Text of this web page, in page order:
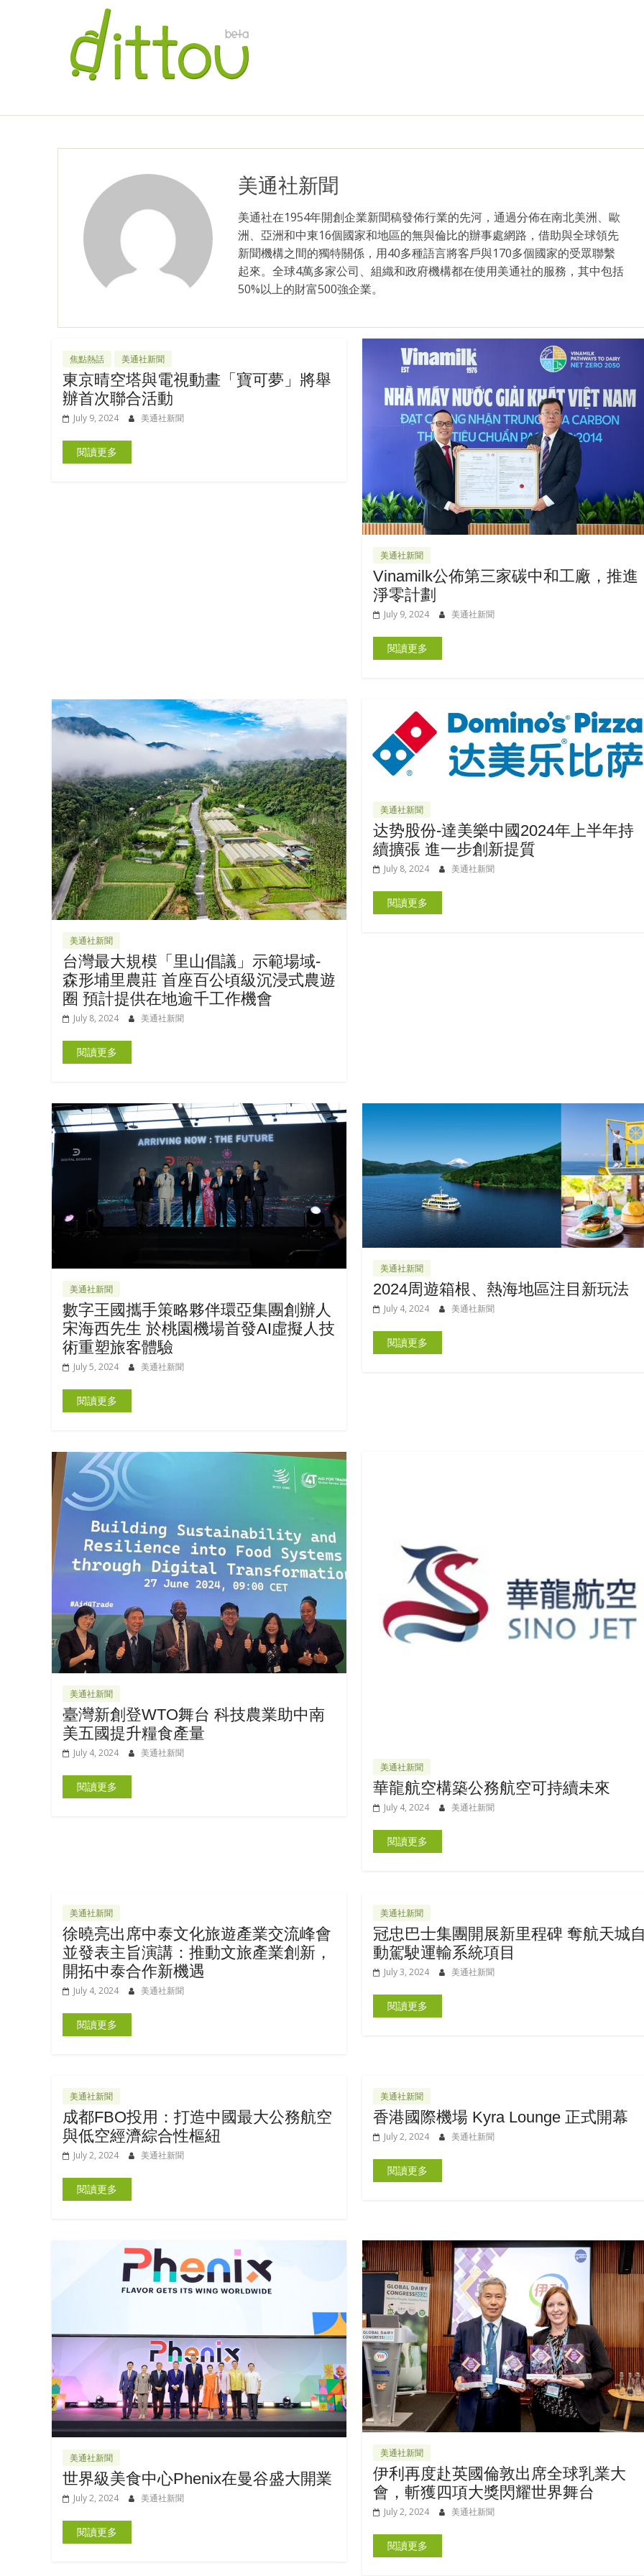
美通社新聞
美通社在1954年開創企業新聞稿發佈行業的先河，通過分佈在南北美洲、歐
洲、亞洲和中東16個國家和地區的無與倫比的辦事處網路，借助與全球領先
新聞機構之間的獨特關係，用40多種語言將客戶與170多個國家的受眾聯繫
起來。全球4萬多家公司、組織和政府機構都在使用美通社的服務，其中包括
50%以上的財富500強企業。
焦點熱話 美通社新聞
東京晴空塔與電視動畫「寶可夢」將舉
辦首次聯合活動
July 9, 2024 美通社新聞
閱讀更多
美通社新聞
Vinamilk公佈第三家碳中和工廠，推進
淨零計劃
July 9, 2024 美通社新聞
閱讀更多
美通社新聞
台灣最大規模「里山倡議」示範場域-
森形埔里農莊 首座百公頃級沉浸式農遊
圈 預計提供在地逾千工作機會
July 8, 2024 美通社新聞
閱讀更多
美通社新聞
达势股份-達美樂中國2024年上半年持
續擴張 進一步創新提質
July 8, 2024 美通社新聞
閱讀更多
美通社新聞
數字王國攜手策略夥伴環亞集團創辦人
宋海西先生 於桃園機場首發AI虛擬人技
術重塑旅客體驗
July 5, 2024 美通社新聞
閱讀更多
美通社新聞
2024周遊箱根、熱海地區注目新玩法
July 4, 2024 美通社新聞
閱讀更多
美通社新聞
臺灣新創登WTO舞台 科技農業助中南
美五國提升糧食產量
July 4, 2024 美通社新聞
閱讀更多
美通社新聞
華龍航空構築公務航空可持續未來
July 4, 2024 美通社新聞
閱讀更多
美通社新聞
徐曉亮出席中泰文化旅遊產業交流峰會
並發表主旨演講：推動文旅產業創新，
開拓中泰合作新機遇
July 4, 2024 美通社新聞
閱讀更多
美通社新聞
冠忠巴士集團開展新里程碑 奪航天城
動駕駛運輸系統項目
July 3, 2024 美通社新聞
閱讀更多
美通社新聞
成都FBO投用：打造中國最大公務航空
與低空經濟綜合性樞紐
July 2, 2024 美通社新聞
閱讀更多
美通社新聞
香港國際機場 Kyra Lounge 正式開幕
July 2, 2024 美通社新聞
閱讀更多
美通社新聞
世界級美食中心Phenix在曼谷盛大開業
July 2, 2024 美通社新聞
閱讀更多
美通社新聞
伊利再度赴英國倫敦出席全球乳業大
會，斬獲四項大獎閃耀世界舞台
July 2, 2024 美通社新聞
閱讀更多